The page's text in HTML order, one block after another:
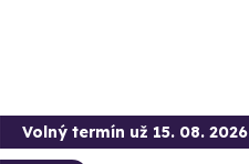
Volný termín už 15. 08. 2026